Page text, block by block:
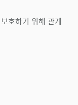
호하기 위해 관계